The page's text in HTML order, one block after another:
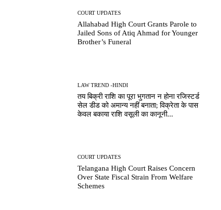
COURT UPDATES
Allahabad High Court Grants Parole to
Jailed Sons of Atiq Ahmad for Younger
Brother’s Funeral
LAW TREND -HINDI
तय बिक्री राशि का पूरा भुगतान न होना रजिस्टर्ड
सेल डीड को अमान्य नहीं बनाता; विक्रेता के पास
केवल बकाया राशि वसूली का कानूनी...
COURT UPDATES
Telangana High Court Raises Concern
Over State Fiscal Strain From Welfare
Schemes